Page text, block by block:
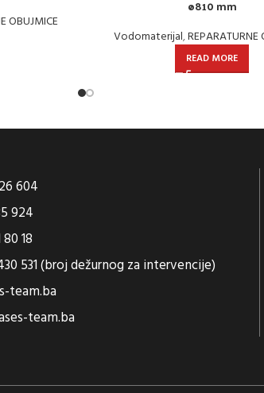
OBUJMICE
ø810 mm
Vodomaterijal,REPARATURNE
READ MORE
604
924
18
531 (broj dežurnog za intervencije)
team.ba
team.ba